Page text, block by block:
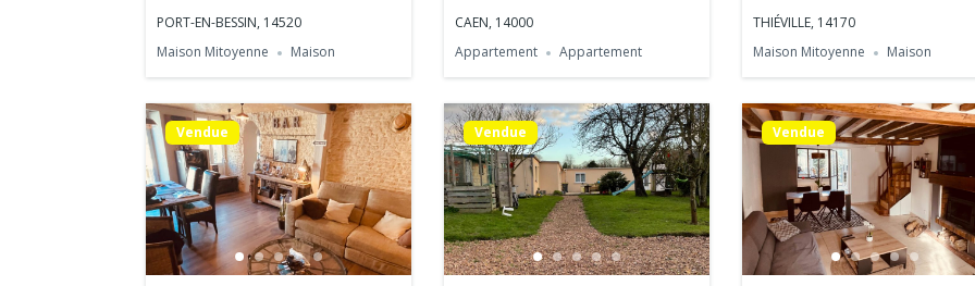
PORT-EN-BESSIN, 14520
Maison Mitoyenne
Maison
CAEN, 14000
Appartement
Appartement
THIÉVILLE, 14170
Maison Mitoyenne
Maison
Vendue Vendue Vendue